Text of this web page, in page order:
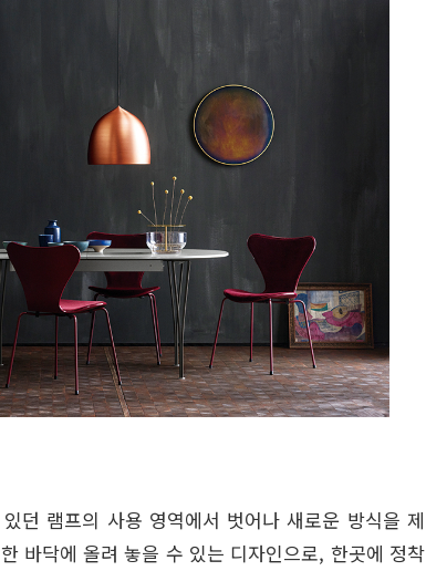
던 램프의 사용 영역에서 벗어나 새로운 방식을 제
바닥에 올려 놓을 수 있는 디자인으로, 한곳에 정착